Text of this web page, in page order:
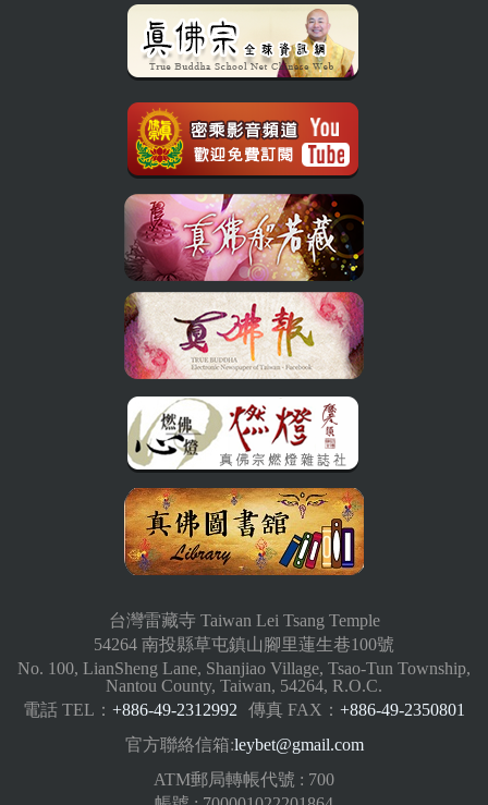
台灣雷藏寺 Taiwan Lei Tsang Temple
54264 南投縣草屯鎮山腳里蓮生巷100號
No. 100, LianSheng Lane, Shanjiao Village, Tsao-Tun Township,
Nantou County, Taiwan, 54264, R.O.C.
電話 TEL： +886-49-2312992 傳真 FAX： +886-49-2350801
官方聯絡信箱:leybet@gmail.com
ATM郵局轉帳代號 : 700